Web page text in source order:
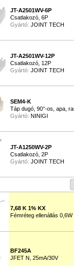
JT-A2501WV-6P
Csatlakozó, 6P
Gyártó: JOINT TECH
JT-A2501WV-12P
Csatlakozó, 12P
Gyártó: JOINT TECH
SEM4-K
Táp dugó, 90°-os, apa,
Gyártó: NINIGI
JT-A1250WV-2P
Csatlakozó, 2P
Gyártó: JOINT TECH
7,68 K 1% KX
Fémréteg ellenállás 0,6W
BF245A
JFET N, 25mA/30V